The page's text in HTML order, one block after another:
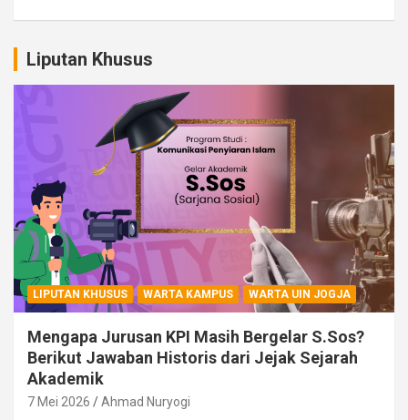
Liputan Khusus
LIPUTAN KHUSUS WARTA KAMPUS WARTA UIN JOGJA
Mengapa Jurusan KPI Masih Bergelar S.Sos?
Berikut Jawaban Historis dari Jejak Sejarah
Akademik
7 Mei 2026 Ahmad Nuryogi